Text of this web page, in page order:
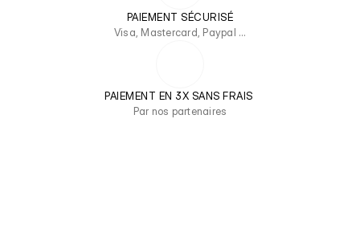
PAIEMENT SÉCURISÉ
Visa, Mastercard, Paypal …
PAIEMENT EN 3X SANS FRAIS
Par nos partenaires